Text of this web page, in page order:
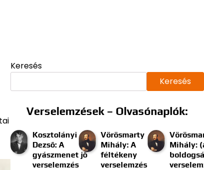
Keresés
Keresés
Verselemzések – Olvasónaplók:
Kosztolányi
Dezső: A
gyászmenet jő
verselemzés
Vörösmarty
Mihály: A
féltékeny
verselemzés
Mihály: